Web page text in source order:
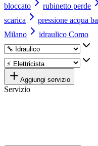
bloccato
rubinetto perde
scarica
pressione acqua
Milano
idraulico Como
Aggiungi servizio
Servizio